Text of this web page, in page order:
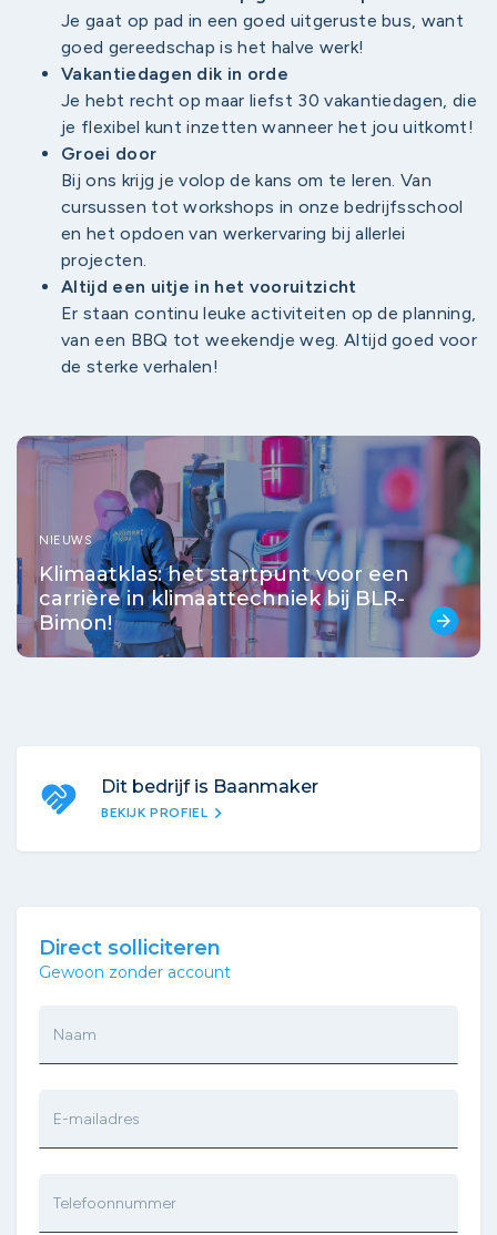
Je gaat op pad in een goed uitgeruste bus, want
goed gereedschap is het halve werk!
Vakantiedagen dik in orde
Je hebt recht op maar liefst 30 vakantiedagen, die
je flexibel kunt inzetten wanneer het jou uitkomt!
Groei door
Bij ons krijg je volop de kans om te leren. Van
cursussen tot workshops in onze bedrijfsschool
en het opdoen van werkervaring bij allerlei
projecten.
Altijd een uitje in het vooruitzicht
Er staan continu leuke activiteiten op de planning,
van een BBQ tot weekendje weg. Altijd goed voor
de sterke verhalen!
NIEUWS
Klimaatklas: het startpunt voor een
carrière in klimaattechniek bij BLR-
Bimon!
arrow_forward
Dit bedrijf is Baanmaker
BEKIJK PROFIEL chevron_right
Direct solliciteren
Gewoon zonder account
Naam
E-mailadres
Telefoonnummer